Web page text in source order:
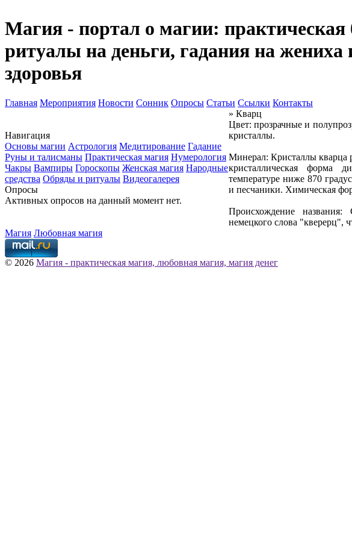
Магия - портал о магии:
ритуалы на деньги, гадания на
здоровья
Главная Мероприятия Новости Сонник Опросы Статьи Ссылки Контакты
Навигация
Основы магии Астрология Медитирование Гадание
Руны и талисманы Практическая магия Нумерология
Чакры Вампиры Гороскопы Женская магия Народные
средства Обряды и ритуалы Видеогалерея
Опросы
Активных опросов на данный момент нет.
» Кварц
Цвет: прозрачные и
кристаллы.
Минерал: Кристаллы кварца
кристаллическая форма
температуре ниже 870
и песчаники. Химическая
Происхождение
немецкого слова "кверерц",
Магия Любовная магия
© 2026 Магия - практическая магия, любовная магия, магия денег